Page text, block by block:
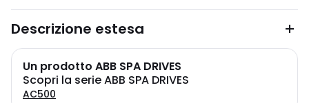
Descrizione estesa
Un prodotto ABB SPA DRIVES
Scopri la serie ABB SPA DRIVES
AC500